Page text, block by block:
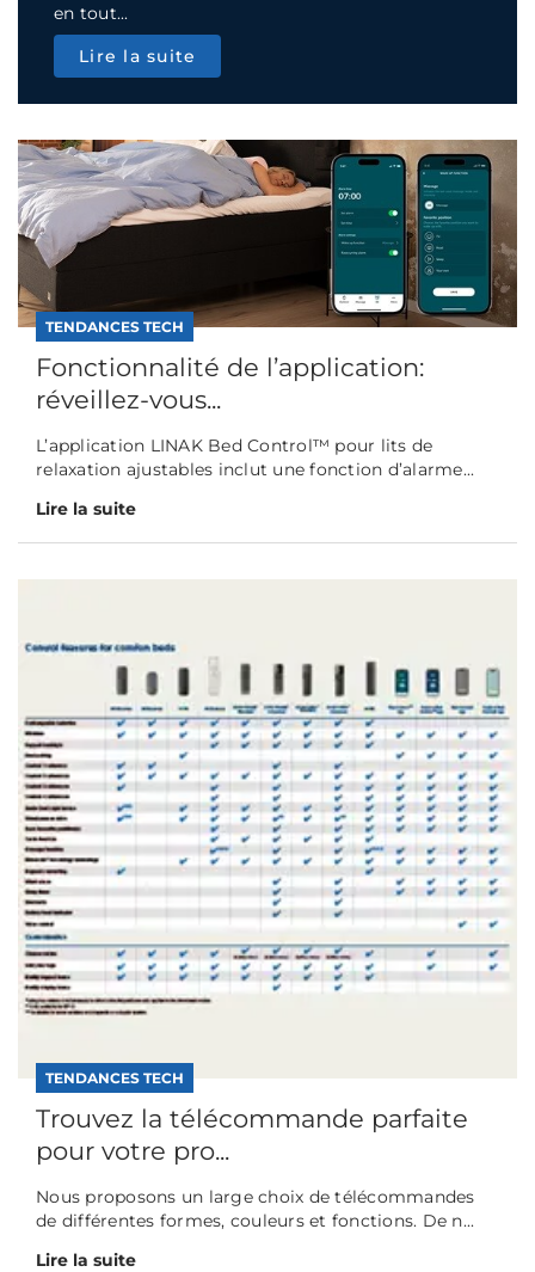
en tout...
Lire la suite
TENDANCES TECH
Fonctionnalité de l’application:
réveillez-vous...
L’application LINAK Bed Control™ pour lits de
relaxation ajustables inclut une fonction d’alarme...
Lire la suite
TENDANCES TECH
Trouvez la télécommande parfaite
pour votre pro...
Nous proposons un large choix de télécommandes
de différentes formes, couleurs et fonctions. De n...
Lire la suite